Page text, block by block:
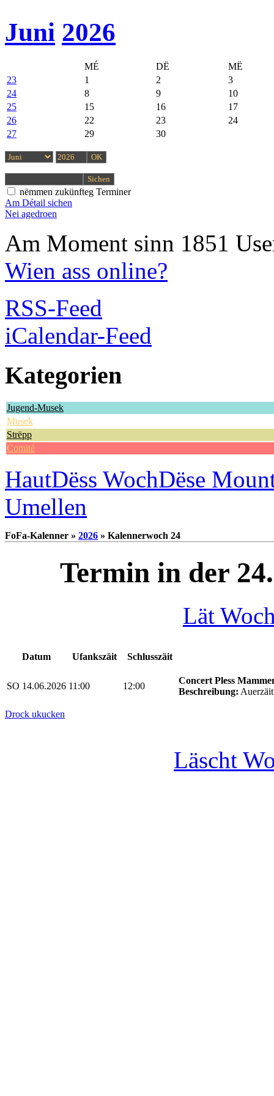
Juni 2026
MÉ DË
MË
23
1 2
3
24
8 9
10
25
15 16
17
26
22 23
24
27
29 30
nëmmen zukünfteg Terminer
Am Détail sichen
Nei agedroen
Am Moment sinn 1851
Wien ass online?
RSS-Feed
iCalendar-Feed
Kategorien
Jugend-Musek
Musek
Strëpp
Comité
HautDëss WochDëse
Umellen
FoFa-Kalenner » 2026 » Kalennerwoch 24
Termin in der
Lät
Datum Ufankszäit Schlusszäit
SO 14.06.2026 11:00 12:00
Concert Pless
Beschreibung:
Drock ukucken
Läscht